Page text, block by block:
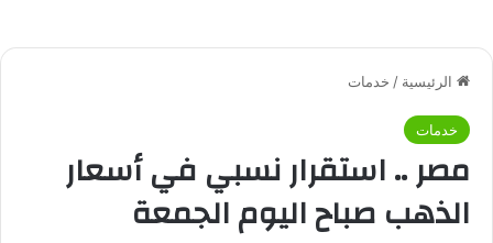
الرئيسية / خدمات
خدمات
مصر .. استقرار نسبي في أسعار
الذهب صباح اليوم الجمعة